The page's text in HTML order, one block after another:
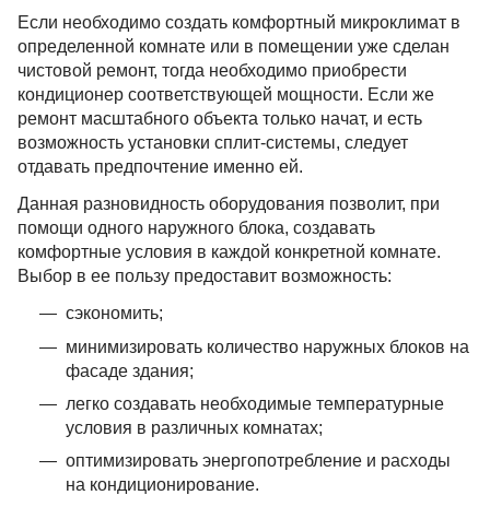
Если необходимо создать комфортный микроклимат в
определенной комнате или в помещении уже сделан
чистовой ремонт, тогда необходимо приобрести
кондиционер соответствующей мощности. Если же
ремонт масштабного объекта только начат, и есть
возможность установки сплит-системы, следует
отдавать предпочтение именно ей.
Данная разновидность оборудования позволит, при
помощи одного наружного блока, создавать
комфортные условия в каждой конкретной комнате.
Выбор в ее пользу предоставит возможность:
сэкономить;
минимизировать количество наружных блоков на
фасаде здания;
легко создавать необходимые температурные
условия в различных комнатах;
оптимизировать энергопотребление и расходы
на кондиционирование.